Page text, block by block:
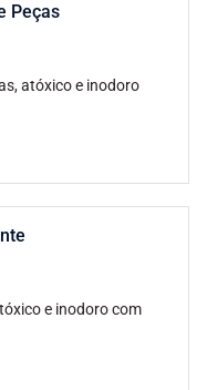
Peças
atóxico e inodoro
e inodoro com